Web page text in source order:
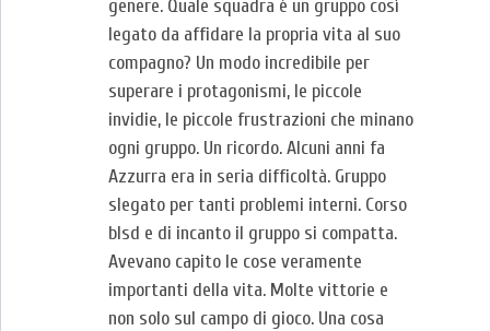
genere. Quale squadra è un gruppo così
legato da affidare la propria vita al suo
compagno? Un modo incredibile per
superare i protagonismi, le piccole
invidie, le piccole frustrazioni che minano
ogni gruppo. Un ricordo. Alcuni anni fa
Azzurra era in seria difficoltà. Gruppo
slegato per tanti problemi interni. Corso
blsd e di incanto il gruppo si compatta.
Avevano capito le cose veramente
importanti della vita. Molte vittorie e
non solo sul campo di gioco. Una cosa